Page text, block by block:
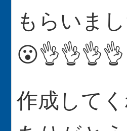
もらいまし
😮👌👌👌👌
作成して